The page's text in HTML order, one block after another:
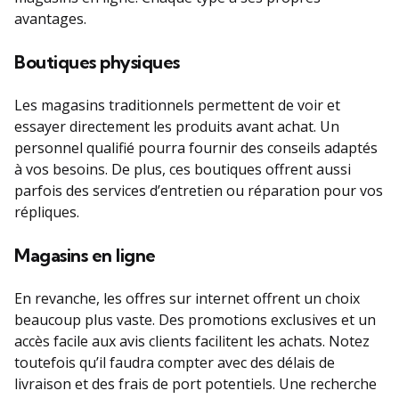
avantages.
Boutiques physiques
Les magasins traditionnels permettent de voir et
essayer directement les produits avant achat. Un
personnel qualifié pourra fournir des conseils adaptés
à vos besoins. De plus, ces boutiques offrent aussi
parfois des services d’entretien ou réparation pour vos
répliques.
Magasins en ligne
En revanche, les offres sur internet offrent un choix
beaucoup plus vaste. Des promotions exclusives et un
accès facile aux avis clients facilitent les achats. Notez
toutefois qu’il faudra compter avec des délais de
livraison et des frais de port potentiels. Une recherche